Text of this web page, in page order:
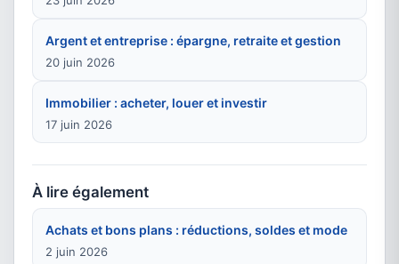
Argent et entreprise : épargne, retraite et gestion
20 juin 2026
Immobilier : acheter, louer et investir
17 juin 2026
À lire également
Achats et bons plans : réductions, soldes et mode
2 juin 2026